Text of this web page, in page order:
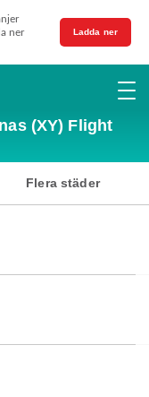
ner
Ladda ner
(XY) Flight
Flera städer